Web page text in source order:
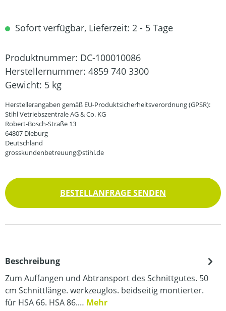
Sofort verfügbar, Lieferzeit: 2 - 5 Tage
Produktnummer: DC-100010086
Herstellernummer: 4859 740 3300
Gewicht: 5 kg
Herstellerangaben gemäß EU-Produktsicherheitsverordnung (GPSR):
Stihl Vetriebszentrale AG & Co. KG
Robert-Bosch-Straße 13
64807 Dieburg
Deutschland
grosskundenbetreuung@stihl.de
BESTELLANFRAGE SENDEN
Beschreibung
Zum Auffangen und Abtransport des Schnittgutes. 50
cm Schnittlänge. werkzeuglos. beidseitig montierter.
für HSA 66. HSA 86.… Mehr